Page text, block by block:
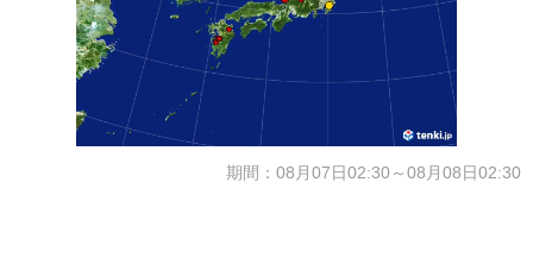
期間：08月07日02:30～08月08日02:30